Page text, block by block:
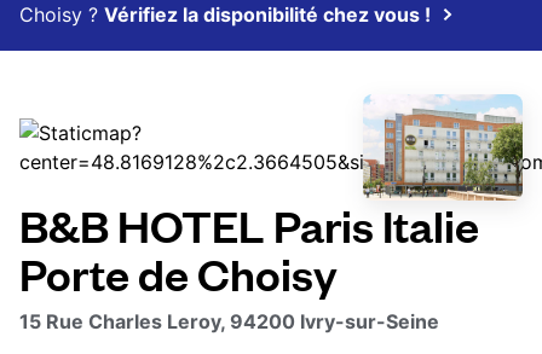
Choisy ? Vérifiez la disponibilité chez vous !
B&B HOTEL Paris Italie
Porte de Choisy
15 Rue Charles Leroy, 94200 Ivry-sur-Seine